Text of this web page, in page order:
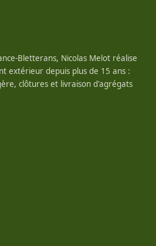
Bletterans, Nicolas Melot réalise
extérieur depuis plus de 15 ans :
clôtures et livraison d'agrégats